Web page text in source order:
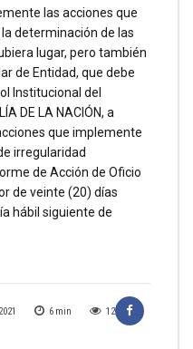
6 min 12
las acciones que
determinación de las
lugar, pero también
de Entidad, que debe
Institucional del
DE LA NACIÓN, a
que implemente
irregularidad
de Acción de Oficio
de veinte (20) días
hábil siguiente de